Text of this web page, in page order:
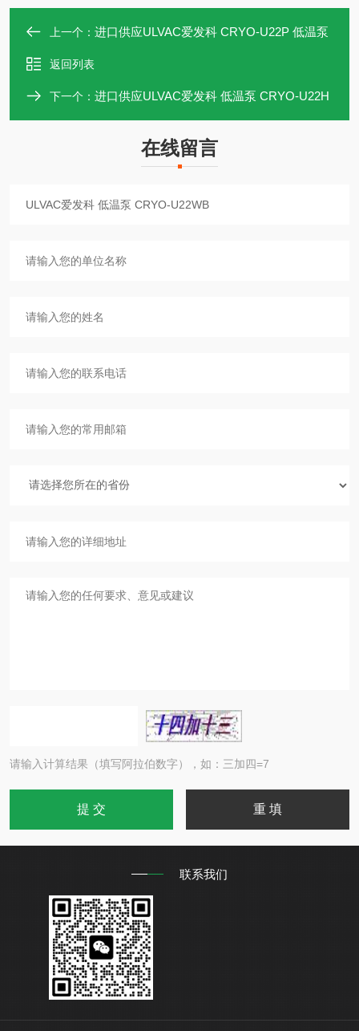
上一个： 进口供应ULVAC爱发科 CRYO-U22P 低温泵
返回列表
下一个： 进口供应ULVAC爱发科 低温泵 CRYO-U22H
在线留言
请输入计算结果（填写阿拉伯数字），如：三加四=7
联系我们